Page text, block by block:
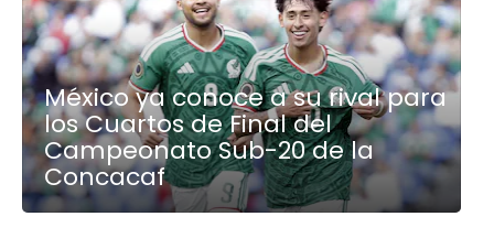
México ya conoce a su rival para
los Cuartos de Final del
Campeonato Sub-20 de la
Concacaf